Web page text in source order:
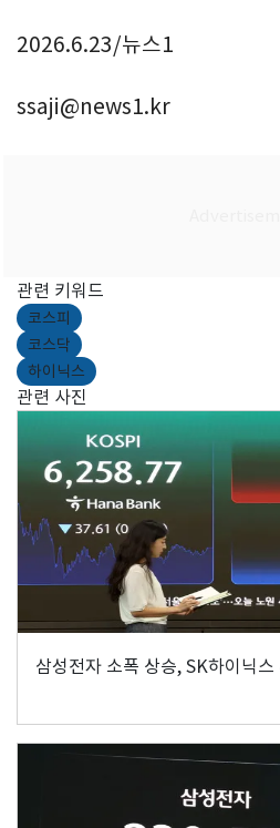
2026.6.23/뉴스1
ssaji@news1.kr
관련 키워드
코스피
코스닥
하이닉스
관련 사진
삼성전자 소폭 상승, SK하이닉